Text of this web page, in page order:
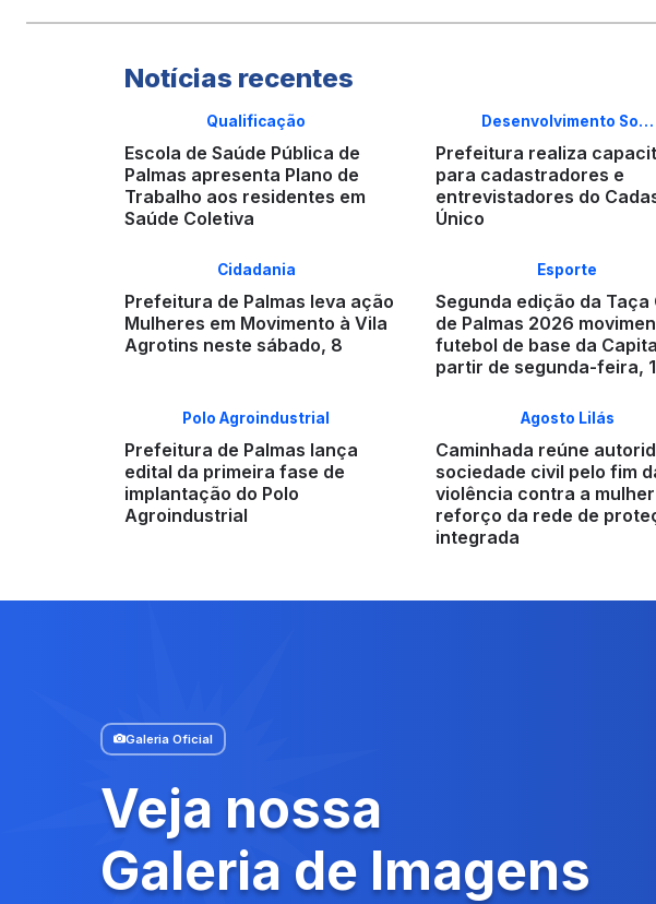
Notícias recentes
Qualificação
Escola de Saúde Pública de
Palmas apresenta Plano de
Trabalho aos residentes em
Saúde Coletiva
Desenvolvimento So…
Prefeitura realiza
para cadastradores e
entrevistadores do
Único
Cidadania
Prefeitura de Palmas leva ação
Mulheres em Movimento à Vila
Agrotins neste sábado, 8
Esporte
Segunda edição da Taça
de Palmas 2026
futebol de base da
partir de segunda-feira,
Polo Agroindustrial
Prefeitura de Palmas lança
edital da primeira fase de
implantação do Polo
Agroindustrial
Agosto Lilás
Caminhada reúne
sociedade civil pelo fim
violência contra a
reforço da rede de
integrada
Galeria Oficial
Veja nossa
Galeria de Imagens